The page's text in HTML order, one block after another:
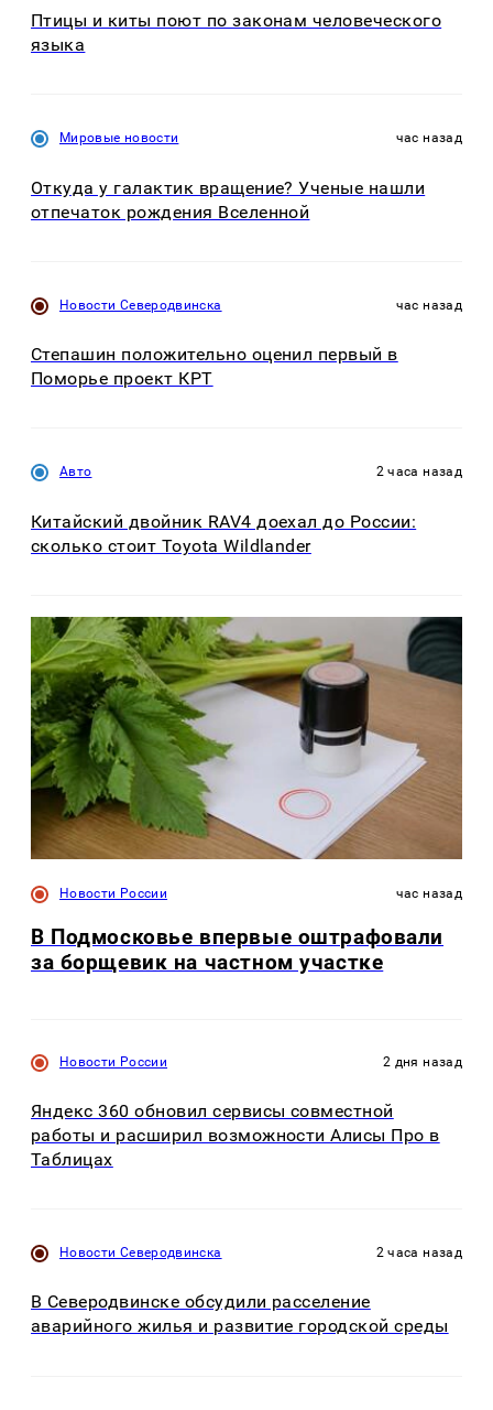
Птицы и киты поют по законам человеческого
языка
Мировые новости час назад
Откуда у галактик вращение? Ученые нашли
отпечаток рождения Вселенной
Новости Северодвинска час назад
Степашин положительно оценил первый в
Поморье проект КРТ
Авто 2 часа назад
Китайский двойник RAV4 доехал до России:
сколько стоит Toyota Wildlander
Новости России час назад
В Подмосковье впервые оштрафовали
за борщевик на частном участке
Новости России 2 дня назад
Яндекс 360 обновил сервисы совместной
работы и расширил возможности Алисы Про в
Таблицах
Новости Северодвинска 2 часа назад
В Северодвинске обсудили расселение
аварийного жилья и развитие городской среды